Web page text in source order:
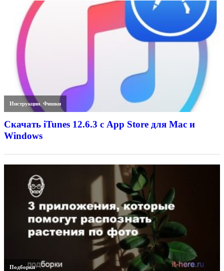
Инструкции,Фишки
Скачать iTunes 12.6.3 с App Store для Mac и
Windows
Подборки